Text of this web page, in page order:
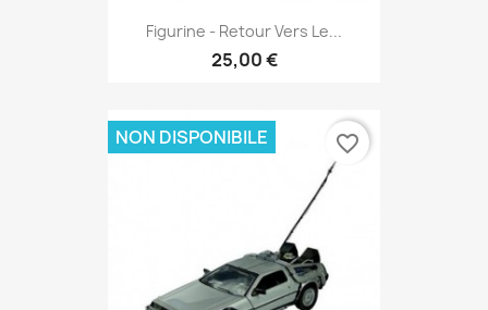
Figurine - Retour Vers Le...
25,00 €
NON DISPONIBILE favorite_border